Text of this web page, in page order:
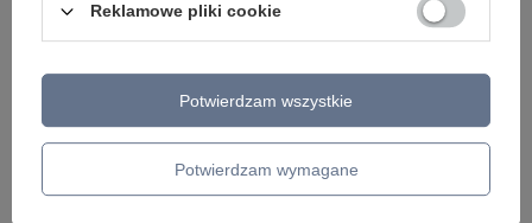
Reklamowe pliki cookie
Potwierdzam wymagane
Potwierdzam wszystkie